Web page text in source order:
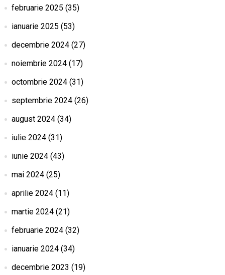
februarie 2025 (35)
ianuarie 2025 (53)
decembrie 2024(27)
noiembrie 2024(17)
octombrie 2024(31)
septembrie 2024(26)
august 2024(34)
iulie 2024(31)
iunie 2024(43)
mai 2024(25)
aprilie 2024(11)
martie 2024(21)
februarie 2024(32)
ianuarie 2024(34)
decembrie 2023 (19)